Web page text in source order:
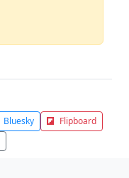
Bluesky
Flipboard